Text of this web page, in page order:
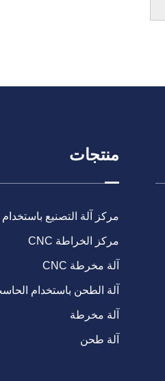
منتجات
مركز آلة التصنيع
مركز الخراطة CNC
آلة مخرطة CNC
آلة الطحن باستخدام
آلة مخرطة
آلة طحن